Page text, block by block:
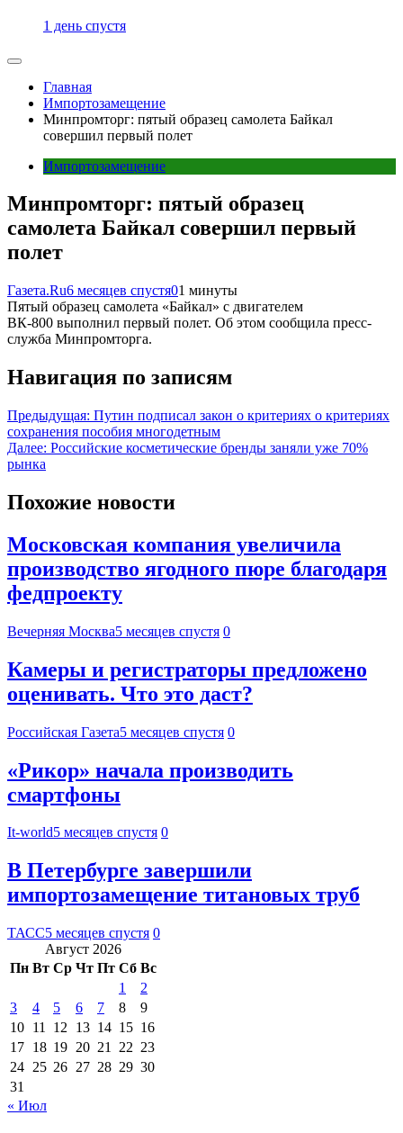
1 день спустя
Главная
Импортозамещение
Минпромторг: пятый образец самолета Байкал
совершил первый полет
Импортозамещение
Минпромторг: пятый образец
самолета Байкал совершил первый
полет
Газета.Ru6 месяцев спустя01 минуты
Пятый образец самолета «Байкал» с двигателем
ВК-800 выполнил первый полет. Об этом сообщила пресс-
служба Минпромторга.
Навигация по записям
Предыдущая: Путин подписал закон о критериях о критериях
сохранения пособия многодетным
Далее: Российские косметические бренды заняли уже 70%
рынка
Похожие новости
Московская компания увеличила
производство ягодного пюре благодаря
федпроекту
Вечерняя Москва5 месяцев спустя 0
Камеры и регистраторы предложено
оценивать. Что это даст?
Российская Газета5 месяцев спустя 0
«Рикор» начала производить
смартфоны
It-world5 месяцев спустя 0
В Петербурге завершили
импортозамещение титановых труб
ТАСС5 месяцев спустя 0
Август 2026
Пн Вт Ср Чт Пт Сб Вс
1
2
3
4 5 6 7 8
9
10 11 12 13 14 15 16
17 18 19 20 21 22 23
24 25 26 27 28 29 30
31
« Июл